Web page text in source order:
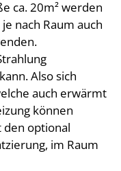
ca. 20m² werden
nach Raum auch
Also sich
auch erwärmt
können
den optional
im Raum